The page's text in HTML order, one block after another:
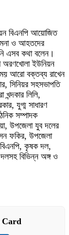
বিএনপি আয়োজিত
ও আহতদের
এসব কথা বলেন।
অরণখোলা ইউনিয়ন
আরো বক্তব্য রাখেন
সিনিয়র সহসভাপতি
লিলি,
যুগ্ম সাধারণ
সম্পাদক
উপজেলা যুব দলের
ফকির, উপজেলা
কৃষক দল,
বিভিন্ন অঙ্গ ও
Card